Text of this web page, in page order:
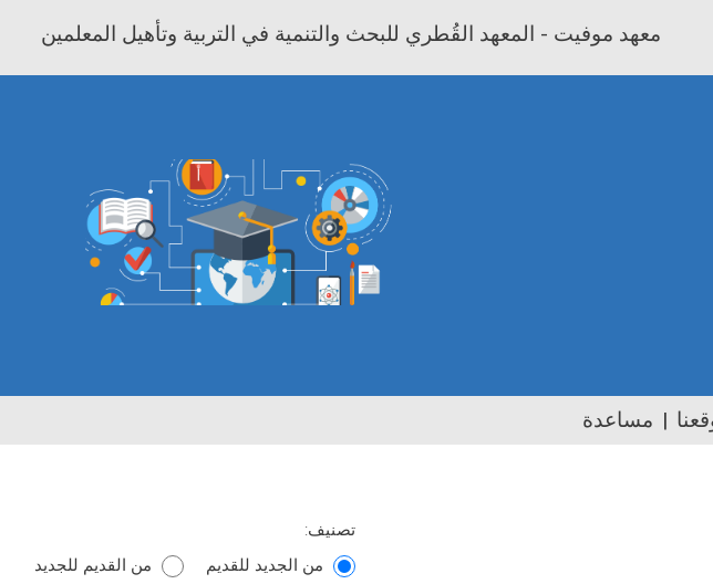
معهد موفيت - المعهد القُطري للبحث والتنمية في التربية وتأهيل المعلمين
مساعدة
تصنيف:
من الجديد للقديم
من القديم للجديد